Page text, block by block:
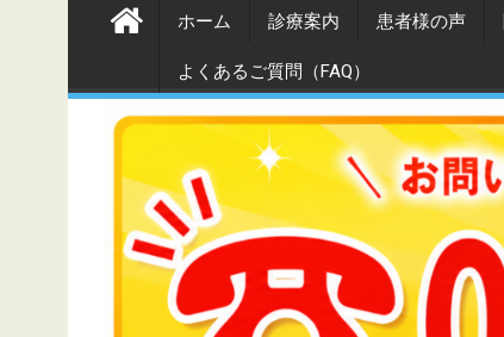
ホーム 診療案内 患者様の声
よくあるご質問（FAQ）